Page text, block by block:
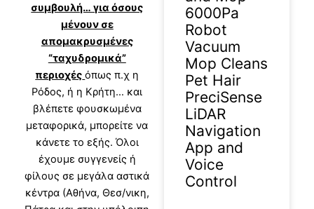
συμβουλή… για όσους
μένουν σε
απομακρυσμένες
“ταχυδρομικά”
περιοχές όπως π.χ η
Ρόδος, ή η Κρήτη… και
βλέπετε φουσκωμένα
μεταφορικά, μπορείτε να
κάνετε το εξής. Όλοι
έχουμε συγγενείς ή
φίλους σε μεγάλα αστικά
κέντρα (Αθήνα, Θεσ/νικη,
6000Pa
Robot
Vacuum
Mop Cleans
Pet Hair
PreciSense
LiDAR
Navigation
App and
Voice
Control